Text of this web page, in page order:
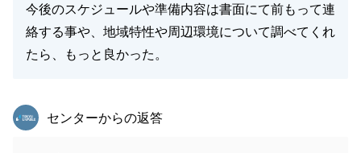
この度は、ありがとうございました。
今後のスケジュールや準備内容は書面にて前もって連
絡する事や、地域特性や周辺環境について調べてくれ
たら、もっと良かった。
東急リバブル
センターからの返答